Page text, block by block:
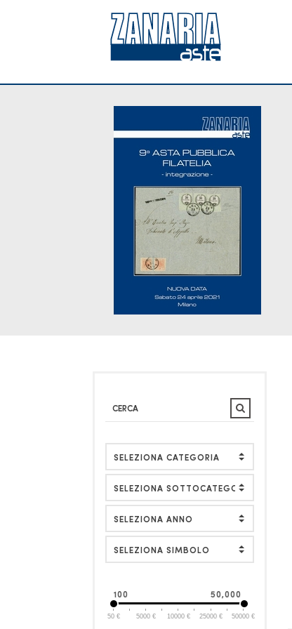
SELEZIONA SIMBOLO
100 50,000
50 € 5000 € 10000 € 25000 € 50000 €